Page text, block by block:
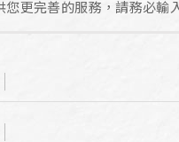
您更完善的服務，請務必輸